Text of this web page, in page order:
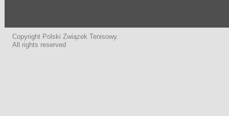
Copyright Polski Związek Tenisowy.
All rights reserved